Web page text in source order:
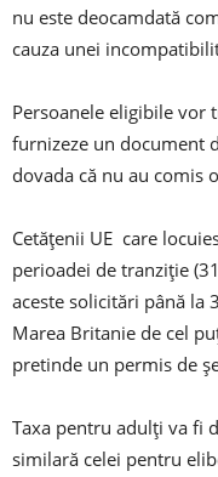
nu este deocamdată
cauza unei
Persoanele eligibile vor
furnizeze un document
dovada că nu au comis
Cetățenii UE care
perioadei de tranziţie
aceste solicitări până la
Marea Britanie de cel
pretinde un permis de
Taxa pentru adulţi va fi
similară celei pentru